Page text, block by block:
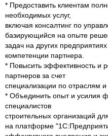
* Предоставить клиентам
необходимых услуг,
включая консалтинг по
базирующийся на опыте
задач на других
компетенции партнера.
* Повысить эффективность и
партнеров за счет
специализации по отраслям и
* Объединить опыт и усилия
специалистов
строительных организаций
на платформе